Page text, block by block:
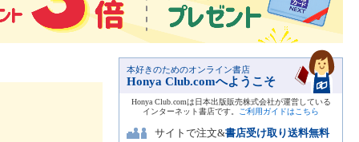
本好きのためのオンライン書店
Honya Club.comへようこそ
Honya Club.comは日本出版販売株式会社が運営している
インターネット書店です。
ご利用ガイドはこちら
サイトで注文&書店受け取り送料無料